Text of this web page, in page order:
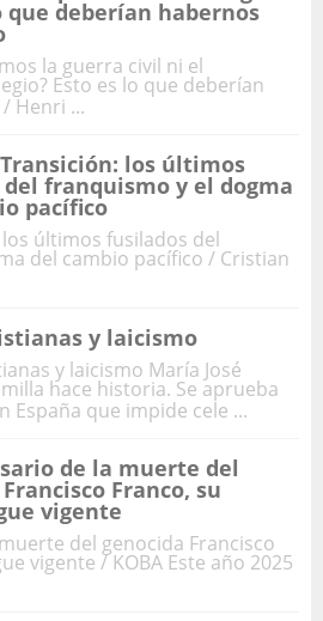
que deberían habernos
la guerra civil ni el
Esto es lo que deberían
Henri ...
los últimos
franquismo y el dogma
pacífico
últimos fusilados del
del cambio pacífico / Cristian
y laicismo
y laicismo María José
hace historia. Se aprueba
España que impide cele ...
de la muerte del
Franco, su
vigente
del genocida Francisco
vigente / KOBA Este año 2025